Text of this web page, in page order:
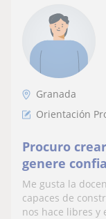
Granada
Orientación
Procuro
genere
lo
implique al
Me gusta la
capaces de
nos hace libres y